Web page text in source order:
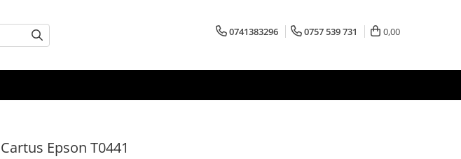
0741383296 0757 539 731 0,00
Cartus Epson T0441